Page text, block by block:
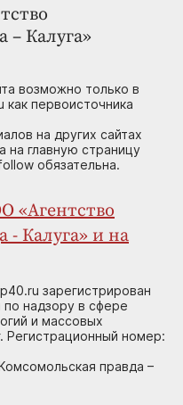
– Калуга»
возможно только в
первоисточника
на других сайтах
на главную страницу
обязательна.
«Агентство
- Калуга» и на
зарегистрирован
надзору в сфере
и массовых
Регистрационный номер:
правда –